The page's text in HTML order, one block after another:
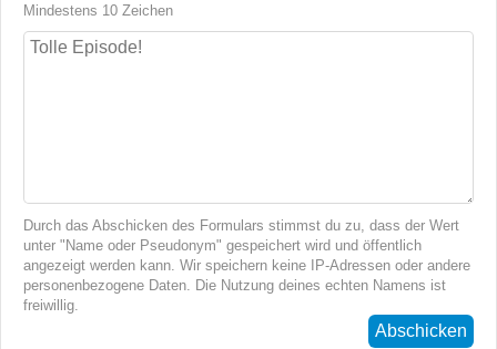
Mindestens 10 Zeichen
Durch das Abschicken des Formulars stimmst du zu, dass der Wert
unter "Name oder Pseudonym" gespeichert wird und öffentlich
angezeigt werden kann. Wir speichern keine IP-Adressen oder andere
personenbezogene Daten. Die Nutzung deines echten Namens ist
freiwillig.
Abschicken